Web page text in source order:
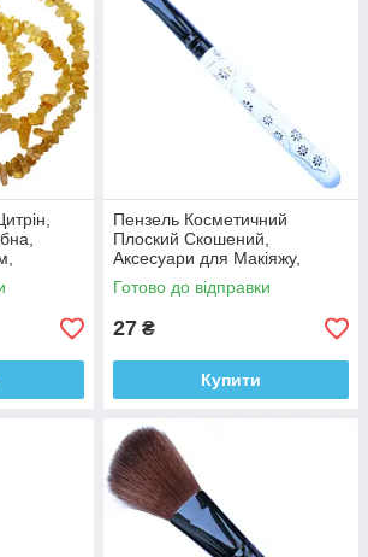
Пензель Косметичний
Плоский Скошений,
Аксесуари для Макіяжу,
Пензлі для Обличчя, для
Тіней, для Повік
Готово до відправки
27 ₴
Купити